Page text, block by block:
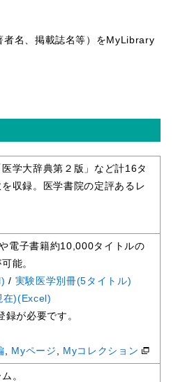
者名、掲載誌名等）をMyLibrary
学大辞典第２版」など計16タ
収録。医学書院の定評あるレ
電子書籍約10,000タイトルの
能。
/ 実験医学別冊(5タイトル)
在)(Excel)
が必要です。
Myページ Myコレクション
。